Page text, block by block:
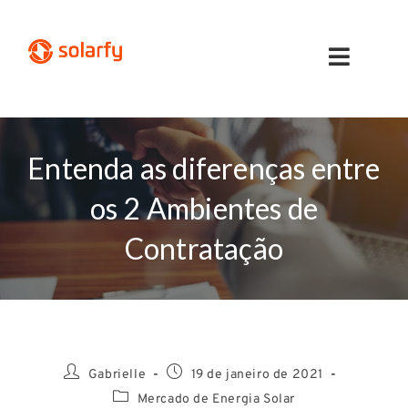
Entenda as diferenças entre
os 2 Ambientes de
Contratação
Gabrielle
19 de janeiro de 2021
Mercado de Energia Solar